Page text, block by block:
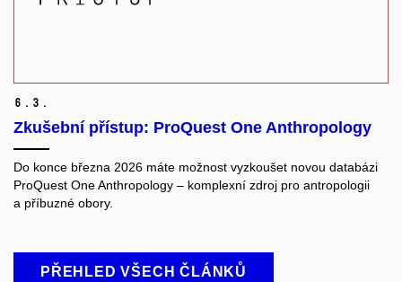
6. 3.
Zkušební přístup: ProQuest One Anthropology
Do konce března 2026 máte možnost vyzkoušet novou databázi
ProQuest One Anthropology – komplexní zdroj pro antropologii
a příbuzné obory.
PŘEHLED VŠECH ČLÁNKŮ